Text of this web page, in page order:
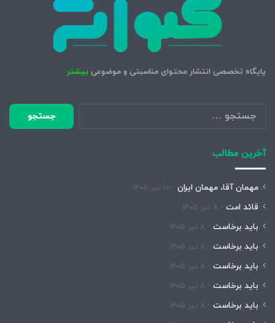
پایگاه تخصصی انتشار محتوای مناسبتی و موضوعی بیشتر
جستجو
برای:
آخرین مطالب
مهمان آقا، مهمان ایران ۱۰ تیر ۱۴۰۵
قائد امت ۸ تیر ۱۴۰۵
باید برخاست ۸ تیر ۱۴۰۵
باید برخاست ۸ تیر ۱۴۰۵
باید برخاست ۸ تیر ۱۴۰۵
باید برخاست ۸ تیر ۱۴۰۵
باید برخاست ۸ تیر ۱۴۰۵